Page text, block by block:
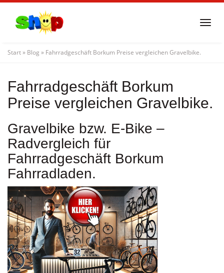
content
Start» Blog » Fahrradgeschäft Borkum Preise vergleichen Gravelbike.
Fahrradgeschäft Borkum
Preise vergleichen Gravelbike.
Gravelbike bzw. E-Bike –
Radvergleich für
Fahrradgeschäft Borkum
Fahrradladen.